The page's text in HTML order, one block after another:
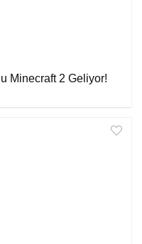
Minecraft 2 Geliyor!